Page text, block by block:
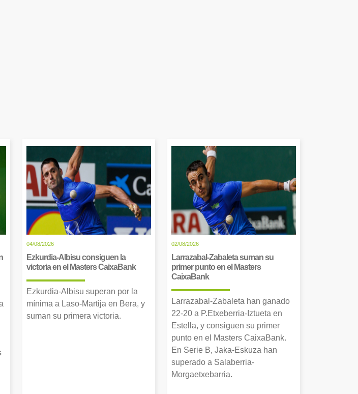
04/08/2026
Ezkurdia-Albisu consiguen la
victoria en el Masters CaixaBank
Ezkurdia-Albisu superan por la
mínima a Laso-Martija en Bera, y
suman su primera victoria.
02/08/2026
Larrazabal-Zabaleta suman su
primer punto en el Masters
CaixaBank
Larrazabal-Zabaleta han ganado
22-20 a P.Etxeberria-Iztueta en
Estella, y consiguen su primer
punto en el Masters CaixaBank.
En Serie B, Jaka-Eskuza han
superado a Salaberria-
Morgaetxebarria.